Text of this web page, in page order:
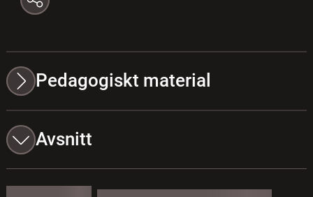
Pedagogiskt material
Avsnitt